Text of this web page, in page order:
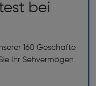
bei
160 Geschäfte
Ihr Sehvermögen